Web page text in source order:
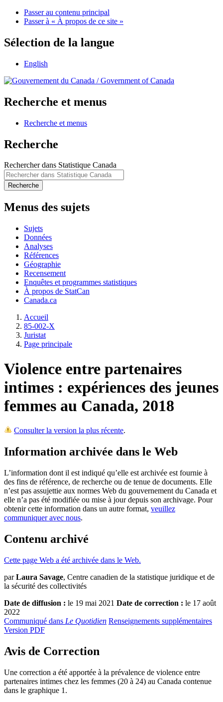
Passer au contenu principal
Passer à « À propos de ce site »
Sélection de la langue
English
/Government of Canada
Recherche et menus
Recherche et menus
Recherche
Rechercher dans Statistique Canada
Recherche
Menus des sujets
Sujets
Données
Analyses
Références
Géographie
Recensement
Enquêtes et programmes statistiques
À propos de StatCan
Canada.ca
Accueil
85-002-X
Juristat
Page principale
Violence entre partenaires
intimes : expériences des jeunes
femmes au Canada, 2018
Consulter la version la plus récente.
Information archivée dans le Web
L’information dont il est indiqué qu’elle est archivée est fournie à
des fins de référence, de recherche ou de tenue de documents. Elle
n’est pas assujettie aux normes Web du gouvernement du Canada et
elle n’a pas été modifiée ou mise à jour depuis son archivage. Pour
obtenir cette information dans un autre format, veuillez
communiquer avec nous.
Contenu archivé
Cette page Web a été archivée dans le Web.
parLaura Savage, Centre canadien de la statistique juridique et de
la sécurité des collectivités
Date de diffusion : le 19 mai 2021 Date de correction : le 17 août
2022
Communiqué dans Le Quotidien Renseignements supplémentaires
Version PDF
Avis de Correction
Une correction a été apportée à la prévalence de violence entre
partenaires intimes chez les femmes (20 à 24) au Canada contenue
dans le graphique 1.